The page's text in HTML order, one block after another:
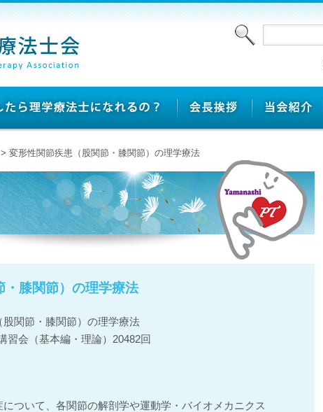
変形性関節疾患（股関節・膝関節）の理学療法
・膝関節）の理学療法
関節・膝関節）の理学療法
習会（基本編・理論）20482回
ついて、各関節の解剖学や運動学・バイオメカニクス